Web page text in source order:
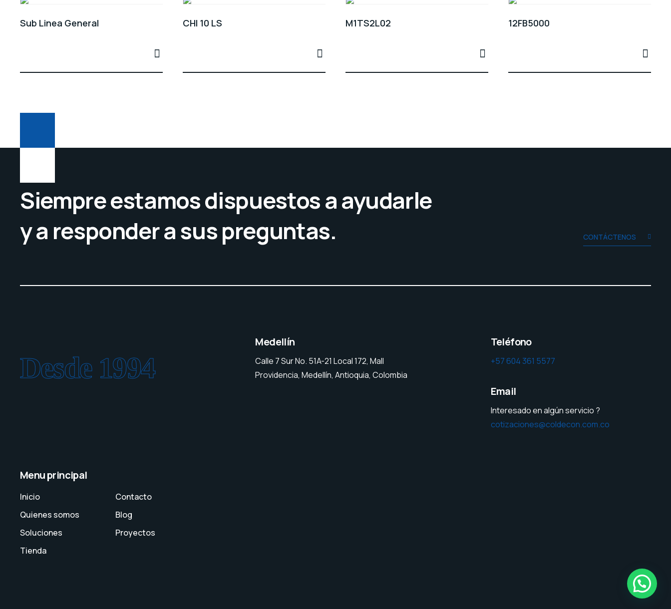
Sub Linea General CHI 10 LS M1TS2L02 12FB5000
Siempre estamos dispuestos a ayudarle
y a responder a sus preguntas.
CONTÁCTENOS
Desde 1994
Medellín
Calle 7 Sur No. 51A-21 Local 172, Mall
Providencia, Medellín, Antioquia, Colombia
Teléfono
+57 604 361 5577
Email
Interesado en algún servicio ?
cotizaciones@coldecon.com.co
Menu principal
Inicio
Quienes somos
Soluciones
Tienda
Contacto
Blog
Proyectos